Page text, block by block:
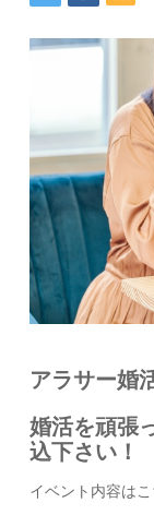
アラサー婚
婚活を頑張
込下さい！
イベント内容は